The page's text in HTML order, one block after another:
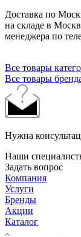
Доставка по
на складе в
менеджера по
Все товары
Все товары
Нужна
Наши
Задать вопрос
Компания
Услуги
Бренды
Акции
Каталог